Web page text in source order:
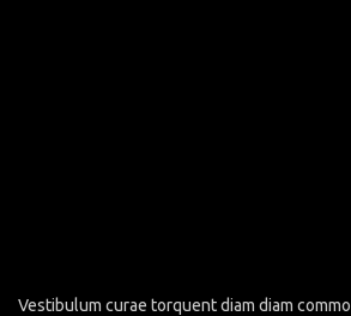
Vestibulum curae torquent diam diam